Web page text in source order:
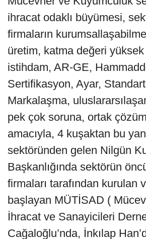
ihracat odaklı büyümesi,
firmaların
üretim, katma değeri
istihdam, AR-GE,
Sertifikasyon, Ayar,
Markalaşma,
pek çok soruna, ortak
amacıyla, 4 kuşaktan bu
sektöründen gelen Nilgün
Başkanlığında sektörün
firmaları tarafından kurulan
başlayan MÜTİSAD (
İhracat ve Sanayicileri
Cağaloğlu’nda, İnkılap